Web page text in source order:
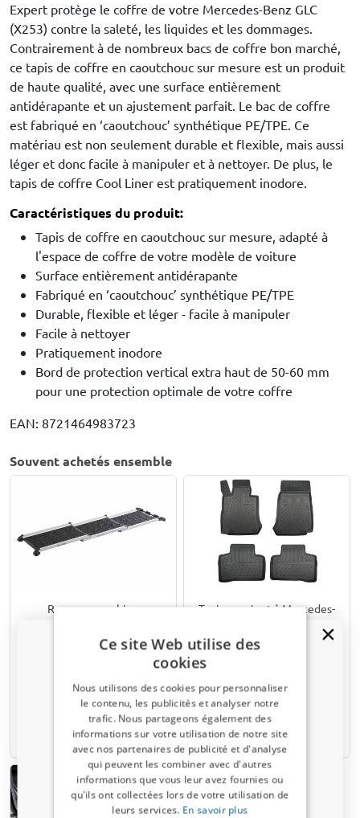
Expert protège le coffre de votre Mercedes-Benz GLC
(X253) contre la saleté, les liquides et les dommages.
Contrairement à de nombreux bacs de coffre bon marché,
ce tapis de coffre en caoutchouc sur mesure est un produit
de haute qualité, avec une surface entièrement
antidérapante et un ajustement parfait. Le bac de coffre
est fabriqué en ‘caoutchouc’ synthétique PE/TPE. Ce
matériau est non seulement durable et flexible, mais aussi
léger et donc facile à manipuler et à nettoyer. De plus, le
tapis de coffre Cool Liner est pratiquement inodore.
Caractéristiques du produit:
Tapis de coffre en caoutchouc sur mesure, adapté à
l'espace de coffre de votre modèle de voiture
Surface entièrement antidérapante
Fabriqué en ‘caoutchouc’ synthétique PE/TPE
Durable, flexible et léger - facile à manipuler
Facile à nettoyer
Pratiquement inodore
Bord de protection vertical extra haut de 50-60 mm
pour une protection optimale de votre coffre
EAN: 8721464983723
Souvent achetés ensemble
Rampe pour chien
€ 199,80
Disponible sur stock
Tapis convient à Mercedes-
2022 Cool Liner PE/TPE
€ 60,95
7-15 jours ouvrables
Ce site Web utilise des
cookies
Nous utilisons des cookies pour personnaliser
le contenu, les publicités et analyser notre
trafic. Nous partageons également des
informations sur votre utilisation de notre site
avec nos partenaires de publicité et d'analyse
qui peuvent les combiner avec d'autres
informations que vous leur avez fournies ou
qu'ils ont collectées lors de votre utilisation de
leurs services. En savoir plus
Un code de réduction de 5 % ?
Inscrivez-vous dès maintenant à notre
newsletter et profitez-en ! Votre code promo est
valable 3 jours.